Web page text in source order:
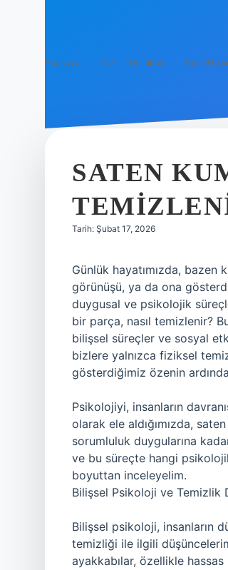
Anasayfa Gizlilik Politikası Yasal Uyarı
SATEN
Tarih: Şubat 17, 2026
Günlük hayatımızda, bazen
görünüşü, ya da ona
duygusal ve psikolojik
bir parça, nasıl temizlenir?
bilişsel süreçler ve sosyal
bizlere yalnızca fiziksel
gösterdiğimiz özenin
Psikolojiyi, insanların
olarak ele aldığımızda,
sorumluluk duygularına
ve bu süreçte hangi
boyuttan inceleyelim.
Bilişsel Psikoloji ve Temizlik
Bilişsel psikoloji, insanların
temizliği ile ilgili
ayakkabılar, özellikle